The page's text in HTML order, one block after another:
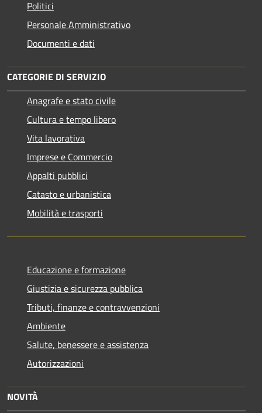
Politici
Personale Amministrativo
Documenti e dati
CATEGORIE DI SERVIZIO
Anagrafe e stato civile
Cultura e tempo libero
Vita lavorativa
Imprese e Commercio
Appalti pubblici
Catasto e urbanistica
Mobilità e trasporti
Educazione e formazione
Giustizia e sicurezza pubblica
Tributi, finanze e contravvenzioni
Ambiente
Salute, benessere e assistenza
Autorizzazioni
NOVITÀ